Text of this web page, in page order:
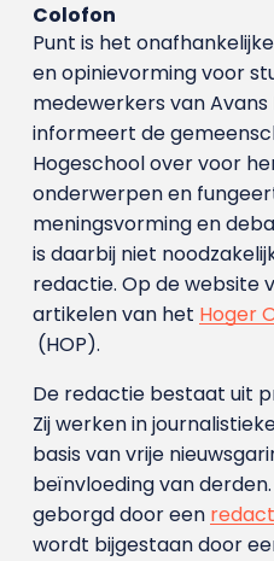
Colofon
Punt is het
en opinievorming voor
medewerkers van Avans
informeert de
Hogeschool over voor
onderwerpen en
meningsvorming en
is daarbij niet
redactie. Op de website
artikelen van het Hoger
(HOP).
De redactie bestaat uit
Zij werken in
basis van vrije
beïnvloeding van
geborgd door een
wordt bijgestaan door